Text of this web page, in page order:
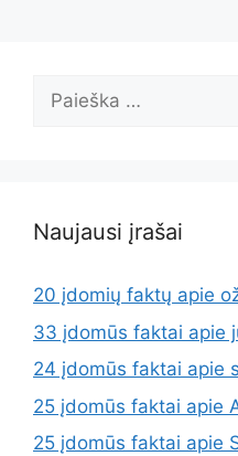
Ieškoti:
Naujausi įrašai
20 įdomių faktų apie
33 įdomūs faktai apie
24 įdomūs faktai apie
25 įdomūs faktai apie
25 įdomūs faktai apie